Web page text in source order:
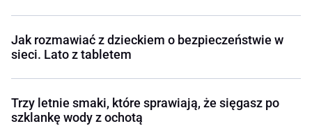
Jak rozmawiać z dzieckiem o bezpieczeństwie w
sieci. Lato z tabletem
Trzy letnie smaki, które sprawiają, że sięgasz po
szklankę wody z ochotą